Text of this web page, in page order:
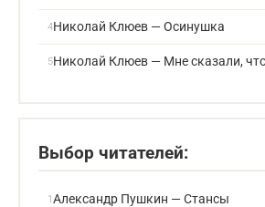
Николай Клюев — Осинушка
Николай Клюев — Мне сказали,
Выбор читателей:
Александр Пушкин — Стансы